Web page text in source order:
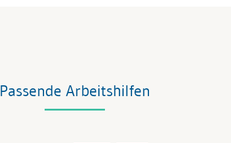
Passende Arbeitshilfen